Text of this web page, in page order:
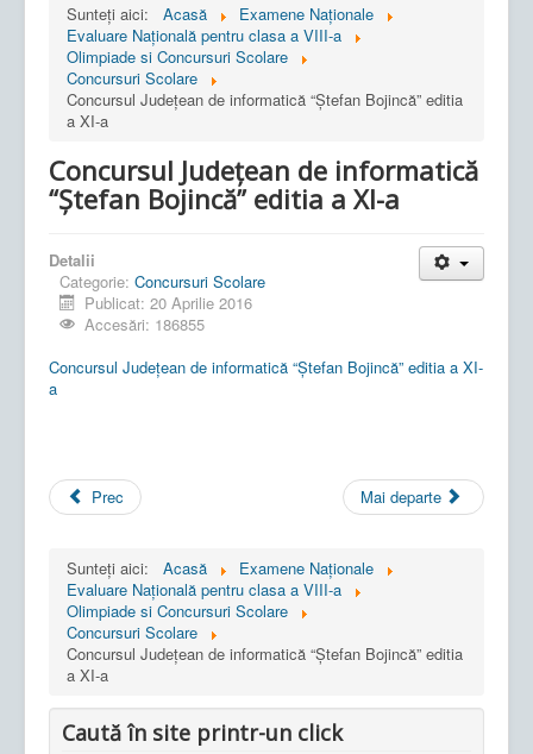
Sunteți aici:
Acasă
Examene Naționale
Evaluare Națională pentru clasa a VIII-a
Olimpiade si Concursuri Scolare
Concursuri Scolare
Concursul Județean de informatică “Ștefan Bojincă” editia
a XI-a
Concursul Județean de informatică
“Ștefan Bojincă” editia a XI-a
Detalii
Categorie: Concursuri Scolare
Publicat: 20 Aprilie 2016
Accesări: 186855
Concursul Județean de informatică “Ștefan Bojincă” editia a XI-
a
Prec Mai departe
Sunteți aici: Acasă
Examene Naționale
Evaluare Națională pentru clasa a VIII-a
Olimpiade si Concursuri Scolare
Concursuri Scolare
Concursul Județean de informatică “Ștefan Bojincă” editia
a XI-a
Caută în site printr-un click